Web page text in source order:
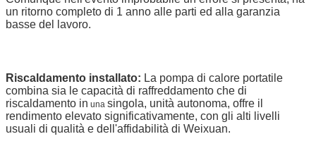
un ritorno completo di 1 anno alle parti ed alla garanzia
basse del lavoro.
Riscaldamento installato: La pompa di calore portatile
combina sia le capacità di raffreddamento che di
riscaldamento in una singola, unità autonoma, offre il
rendimento elevato significativamente, con gli alti livelli
usuali di qualità e dell'affidabilità di Weixuan.